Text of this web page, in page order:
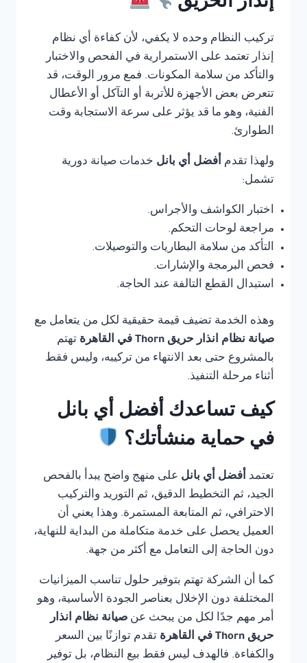
إنذار الحريق
تركيب النظام وحده لا يكفي، لأن كفاءة أي نظام
إنذار تعتمد على الاستمرارية في الفحص والاختبار
والتأكد من سلامة المكونات. فمع مرور الوقت، قد
تتعرض بعض الأجهزة للأتربة أو التآكل أو الأعطال
الفنية، وهو ما قد يؤثر على سرعة الاستجابة وقت
الطوارئ.
ولهذا تقدم أفضل أي بانل خدمات صيانة دورية
تشمل:
اختبار الكواشف والأجراس.
مراجعة لوحات التحكم.
التأكد من سلامة البطاريات والتوصيلات.
فحص البرمجة والإشارات.
استبدال القطع التالفة عند الحاجة.
وهذه الخدمة تضيف قيمة حقيقية لكل من يتعامل مع
صيانة نظام انذار حريق Thorn في القاهرة
تهتم
بالمشروع حتى بعد الانتهاء من تركيبه، وليس فقط
أثناء مرحلة التنفيذ.
كيف تساعدك أفضل أي بانل
في حماية منشأتك؟
تعتمد أفضل أي بانل على منهج واضح يبدأ بالفحص
الجيد، ثم التخطيط الدقيق، ثم التوريد والتركيب
الاحترافي، ثم المتابعة المستمرة. وهذا يعني أن
العميل يحصل على خدمة متكاملة من البداية للنهاية،
دون الحاجة إلى التعامل مع أكثر من جهة.
كما أن الشركة تهتم بتوفير حلول تناسب الميزانيات
المختلفة دون الإخلال بعناصر الجودة الأساسية، وهو
أمر مهم جدًا لكل من يبحث عن صيانة نظام انذار
حريق Thorn في القاهرة
تقدم توازنًا بين السعر
والكفاءة. فالهدف ليس فقط بيع النظام، بل توفير